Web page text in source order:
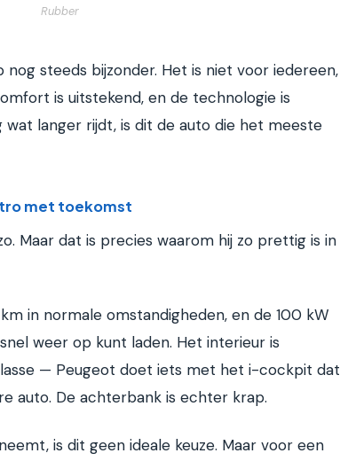
Rubber
steeds bijzonder. Het is niet voor iedereen,
is uitstekend, en de technologie is
langer rijdt, is dit de auto die het meeste
met toekomst
Maar dat is precies waarom hij zo prettig is in
in normale omstandigheden, en de 100 kW
weer op kunt laden. Het interieur is
— Peugeot doet iets met het i-cockpit dat
auto. De achterbank is echter krap.
is dit geen ideale keuze. Maar voor een